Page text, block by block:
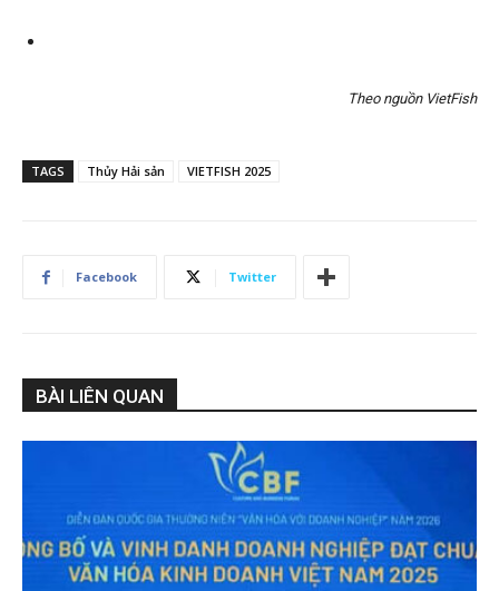
Theo nguồn VietFish
TAGS Thủy Hải sản VIETFISH 2025
Facebook Twitter
BÀI LIÊN QUAN